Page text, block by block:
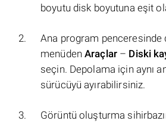
boyutu disk boyutuna eşit
Ana program penceresinde
menüdenAraçlar – Diski
seçin. Depolama için aynı
sürücüyü ayırabilirsiniz.
Görüntü oluşturma